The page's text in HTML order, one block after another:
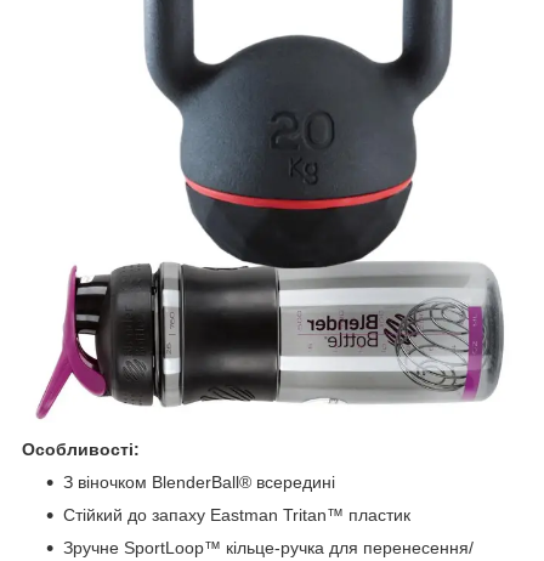
Особливості:
З віночком BlenderBall® всередині
Стійкий до запаху Eastman Tritan™ пластик
Зручне SportLoop™ кільце-ручка для перенесення/